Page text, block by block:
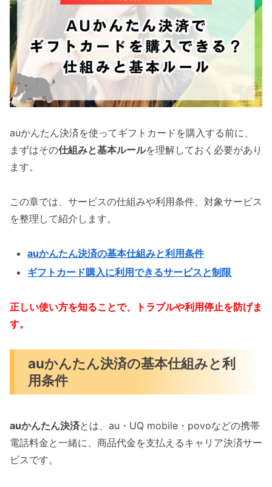
auかんたん決済を使ってギフトカードを購入する前に、
まずはその仕組みと基本ルールを理解しておく必要があり
ます。
この章では、サービスの仕組みや利用条件、対象サービス
を整理して紹介します。
auかんたん決済の基本仕組みと利用条件
ギフトカード購入に利用できるサービスと制限
正しい使い方を知ることで、トラブルや利用停止を防げま
す。
auかんたん決済の基本仕組みと利
用条件
auかんたん決済とは、au・UQ mobile・povoなどの携帯
電話料金と一緒に、商品代金を支払えるキャリア決済サー
ビスです。